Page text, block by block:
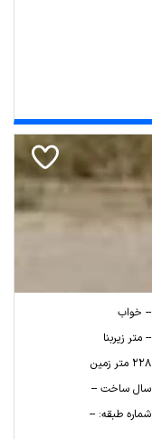
-- خواب
-- متر زیربنا
228 متر زمین
سال ساخت --
شماره طبقه: --